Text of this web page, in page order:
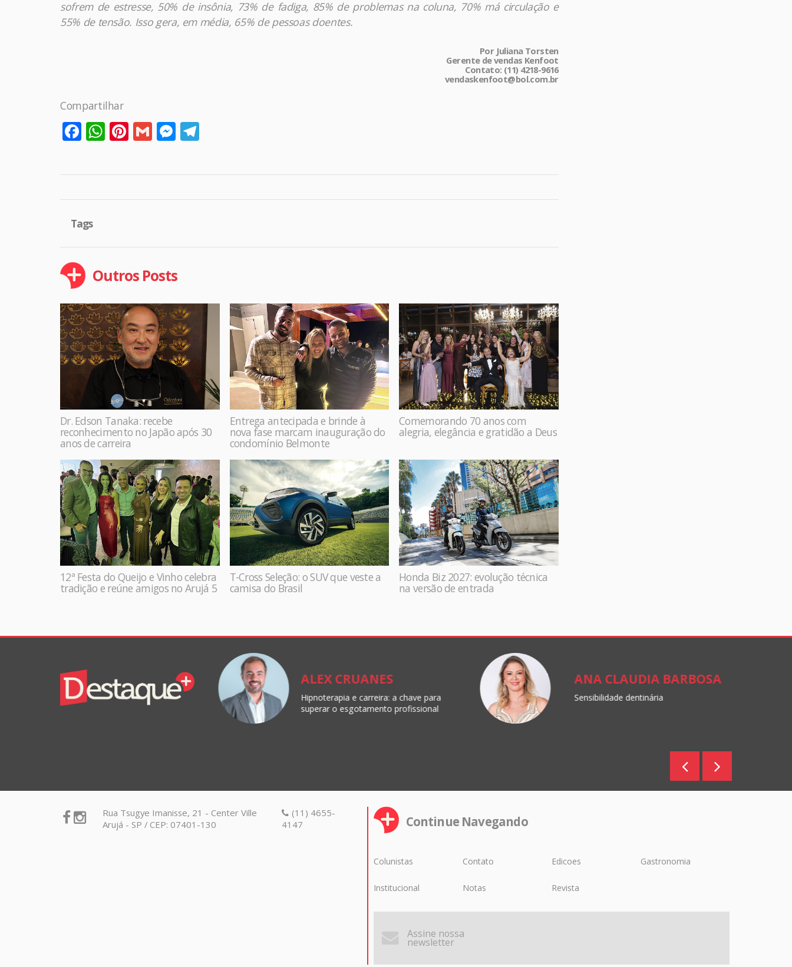
sofrem de estresse, 50% de insônia, 73% de fadiga, 85% de problemas na coluna, 70% má circulação e
55% de tensão. Isso gera, em média, 65% de pessoas doentes.
Por Juliana Torsten
Gerente de vendas Kenfoot
Contato: (11) 4218-9616
vendaskenfoot@bol.com.br
Compartilhar
Facebook
WhatsApp
Pinterest
GmailMessenger
Tags
Outros Posts
Dr. Edson Tanaka: recebe
reconhecimento no Japão após 30
anos de carreira
Entrega antecipada e brinde à
nova fase marcam inauguração do
condomínio Belmonte
Comemorando 70 anos com
alegria, elegância e gratidão a Deus
12ª Festa do Queijo e Vinho celebra
tradição e reúne amigos no Arujá 5
T-Cross Seleção: o SUV que veste a
camisa do Brasil
Honda Biz 2027: evolução técnica
na versão de entrada
Colunistas
Destaque+VANDRÉ RODRIGUES
Alterações importantes no regime do
Simples Nacional
ALEX CRUANES
Hipnoterapia e carreira: a chave para
superar o esgotamento profissional
ANA CLAUDIA BARBOSA
Sensibilidade dentinária
Rua Tsugye Imanisse, 21 - Center Ville
Arujá - SP / CEP: 07401-130
(11) 4655-
4147
Continue Navegando
Colunistas Contato Edicoes Gastronomia
Institucional Notas Revista
Assine nossa
newsletter